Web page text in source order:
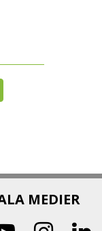
MEDIER